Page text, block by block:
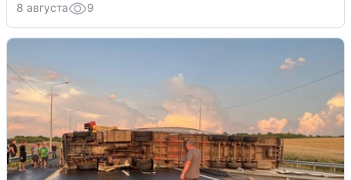
8 августа 9